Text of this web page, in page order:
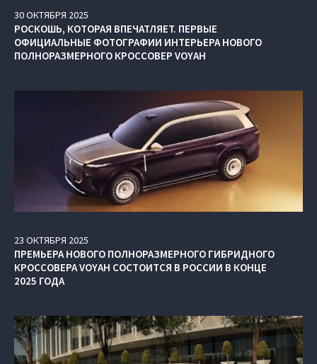
30ОКТЯБРЯ 2025
РОСКОШЬ, КОТОРАЯ ВПЕЧАТЛЯЕТ. ПЕРВЫЕ
ОФИЦИАЛЬНЫЕ ФОТОГРАФИИ ИНТЕРЬЕРА НОВОГО
ПОЛНОРАЗМЕРНОГО КРОССОВЕР VOYAH
23 ОКТЯБРЯ 2025
ПРЕМЬЕРА НОВОГО ПОЛНОРАЗМЕРНОГО ГИБРИДНОГО
КРОССОВЕРА VOYAH СОСТОИТСЯ В РОССИИ В КОНЦЕ
2025 ГОДА